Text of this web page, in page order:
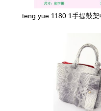
teng yue 1180 1手提鼓
乐器耐磨袋